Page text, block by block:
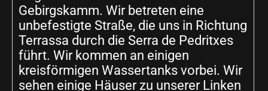
Gebirgskamm. Wir betreten eine
unbefestigte Straße, die uns in Richtung
Terrassa durch die Serra de Pedritxes
führt. Wir kommen an einigen
kreisförmigen Wassertanks vorbei. Wir
sehen einige Häuser zu unserer Linken